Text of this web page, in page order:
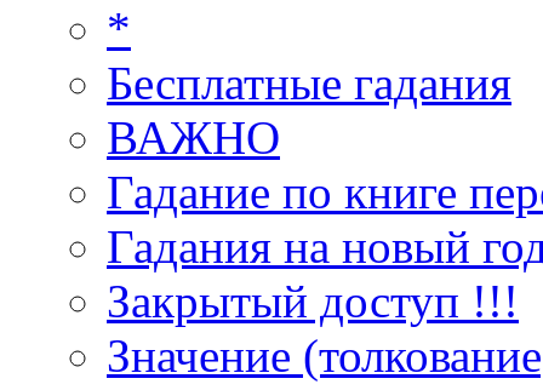
*
Бесплатные гадания
ВАЖНО
Гадание по книге
Гадания на новый
Закрытый доступ !!!
Значение